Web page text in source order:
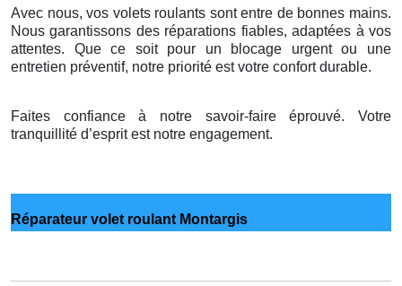
Avec nous, vos volets roulants sont entre de bonnes mains.
Nous garantissons des réparations fiables, adaptées à vos
attentes. Que ce soit pour un blocage urgent ou une
entretien préventif, notre priorité est votre confort durable.
Faites confiance à notre savoir-faire éprouvé. Votre
tranquillité d’esprit est notre engagement.
Réparateur volet roulant Montargis